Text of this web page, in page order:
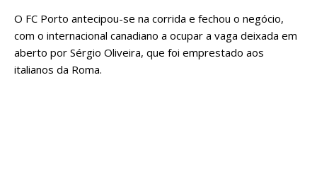
O FC Porto antecipou-se na corrida e fechou o negócio,
com o internacional canadiano a ocupar a vaga deixada em
aberto por Sérgio Oliveira, que foi emprestado aos
italianos da Roma.